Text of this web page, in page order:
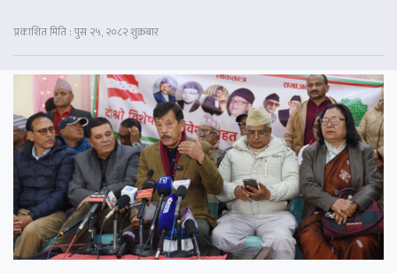
प्रकाशित मिति : पुस २५, २०८२ शुक्रबार